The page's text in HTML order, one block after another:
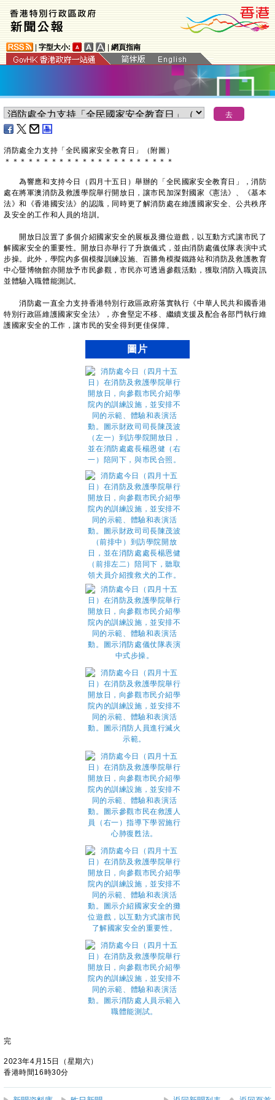
字型大小: 網頁指南
消防處全力支持「全民國家安全教育日」（附圖）
＊ ＊ ＊ ＊ ＊ ＊ ＊ ＊ ＊ ＊ ＊ ＊ ＊ ＊ ＊ ＊ ＊ ＊ ＊ ＊ ＊ ＊
為響應和支持今日（四月十五日）舉辦的「全民國家安全教育日」，消防
處在將軍澳消防及救護學院舉行開放日，讓市民加深對國家《憲法》、《基本
法》和《香港國安法》的認識，同時更了解消防處在維護國家安全、公共秩序
及安全的工作和人員的培訓。
開放日設置了多個介紹國家安全的展板及攤位遊戲，以互動方式讓市民了
解國家安全的重要性。開放日亦舉行了升旗儀式，並由消防處儀仗隊表演中式
步操。此外，學院內多個模擬訓練設施、百勝角模擬鐵路站和消防及救護教育
中心暨博物館亦開放予市民參觀，市民亦可透過參觀活動，獲取消防入職資訊
並體驗入職體能測試。
消防處一直全力支持香港特別行政區政府落實執行《中華人民共和國香港
特別行政區維護國家安全法》，亦會堅定不移、繼續支援及配合各部門執行維
護國家安全的工作，讓市民的安全得到更佳保障。
圖片
完
2023年4月15日（星期六）
香港時間16時30分